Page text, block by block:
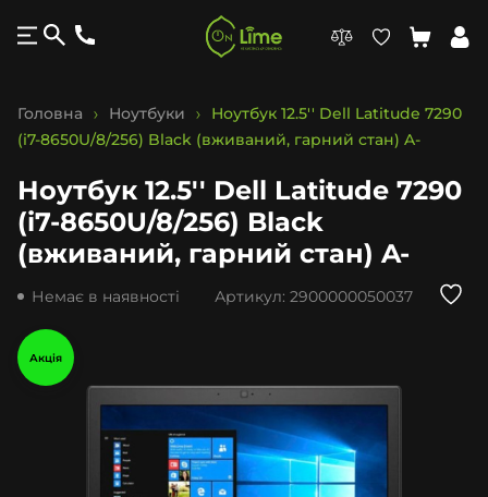
Головна Ноутбуки
Ноутбук 12.5'' Dell Latitude 7290
(i7-8650U/8/256) Black (вживаний, гарний стан) A-
Ноутбук 12.5'' Dell Latitude 7290
(i7-8650U/8/256) Black
(вживаний, гарний стан) A-
Немає в наявності Артикул: 2900000050037
Акція